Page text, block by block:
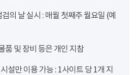
의 날 실시 : 매월 첫째주 월요일 (예
품 및 장비 등은 개인 지참
설만 이용 가능 : 1사이트 당 1개 지